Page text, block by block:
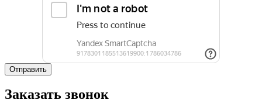
Отправить
Заказать звонок